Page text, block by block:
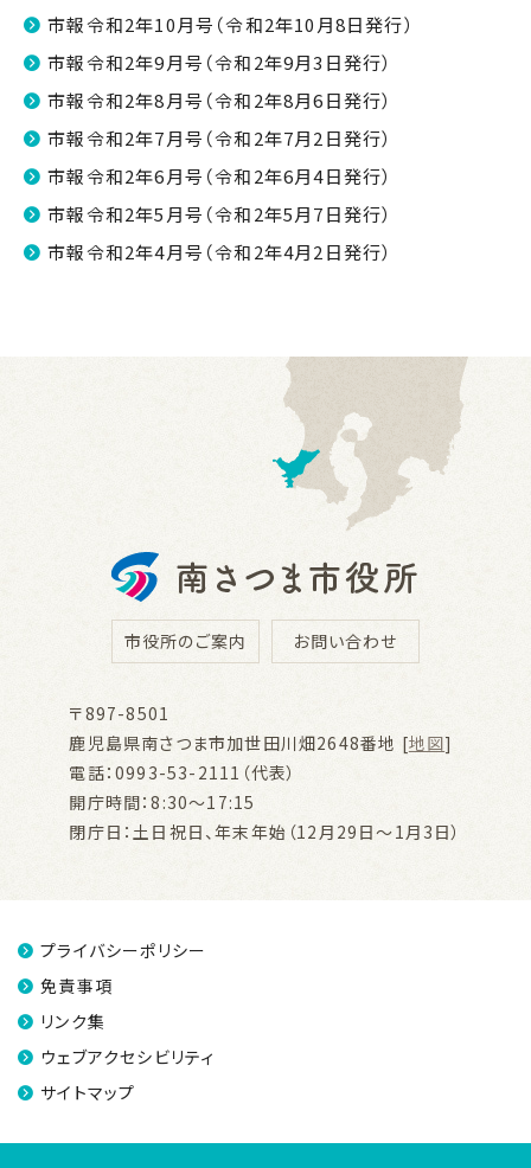
市報令和2年10月号（令和2年10月8日発行）
市報令和2年9月号（令和2年9月3日発行）
市報令和2年8月号（令和2年8月6日発行）
市報令和2年7月号（令和2年7月2日発行）
市報令和2年6月号（令和2年6月4日発行）
市報令和2年5月号（令和2年5月7日発行）
市報令和2年4月号（令和2年4月2日発行）
市役所のご案内 お問い合わせ
〒897-8501
鹿児島県南さつま市加世田川畑2648番地 [地図]
電話：0993-53-2111（代表）
開庁時間：8:30～17:15
閉庁日：土日祝日、年末年始（12月29日～1月3日）
プライバシーポリシー
免責事項
リンク集
ウェブアクセシビリティ
サイトマップ